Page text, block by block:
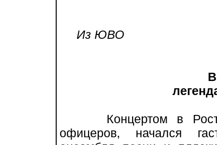
Из ЮВО
Концертом в
офицеров, начался